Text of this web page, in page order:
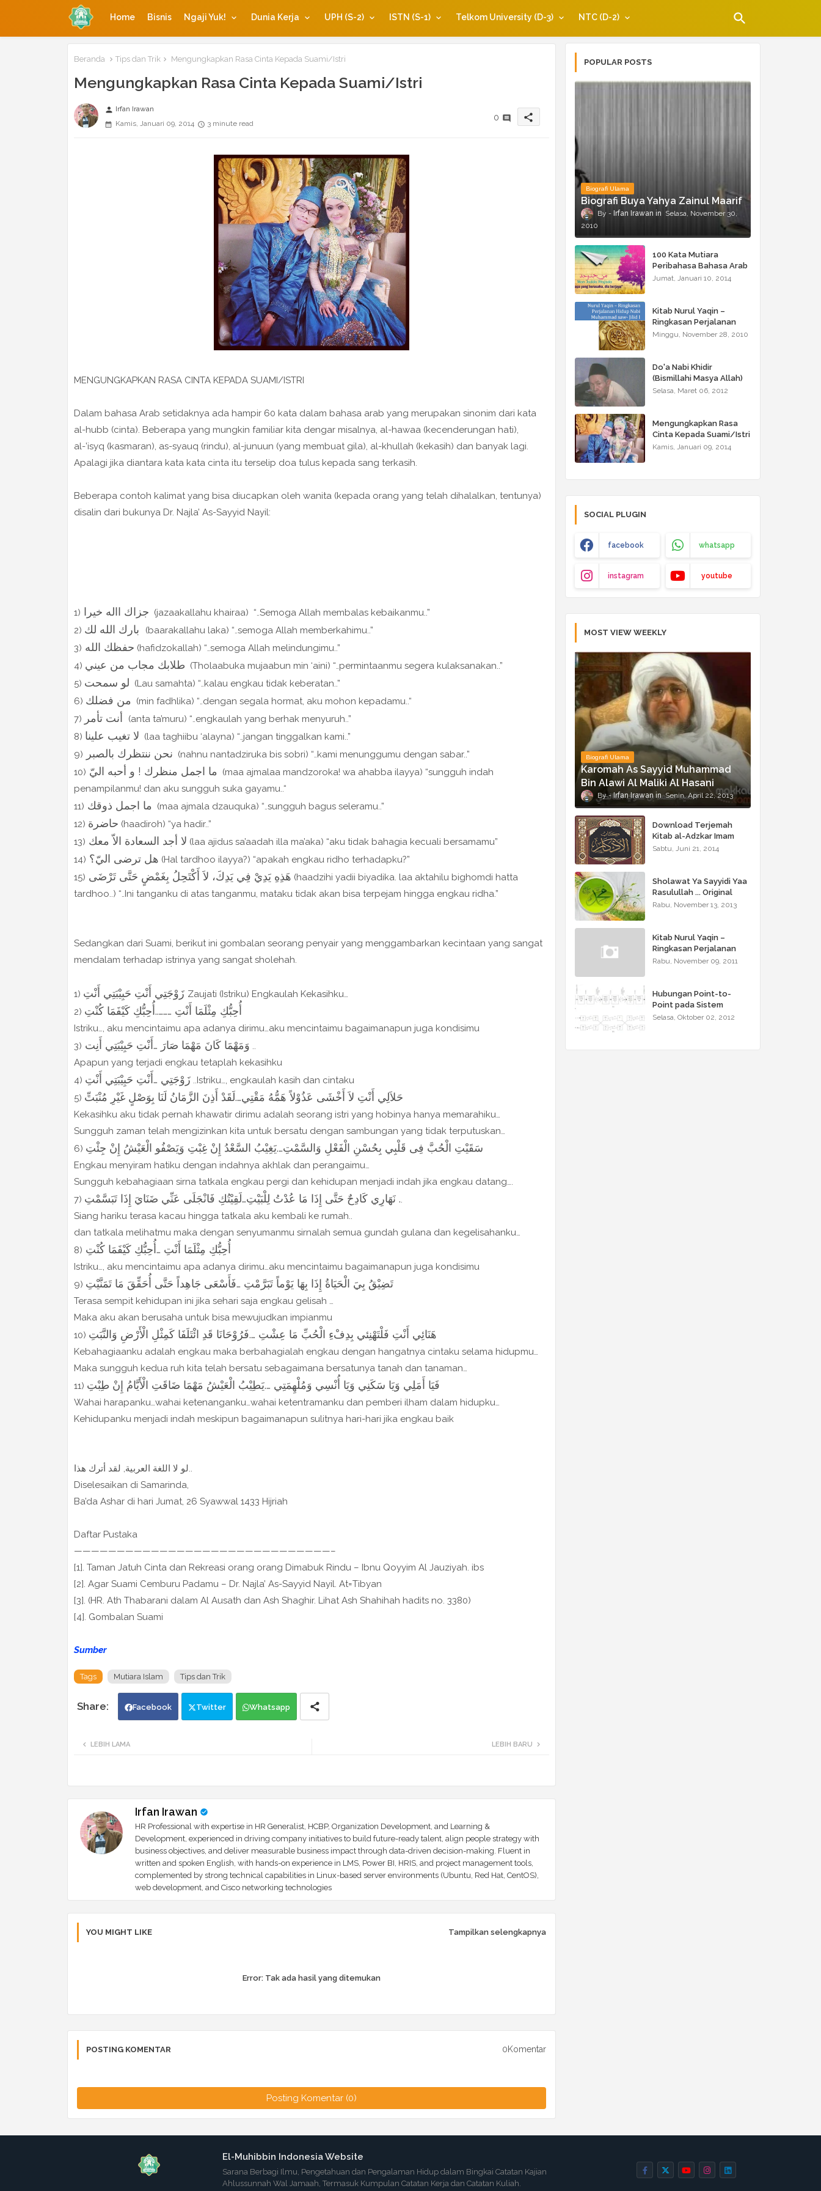
Home Bisnis Ngaji Yuk! Dunia Kerja UPH (S-2) ISTN (S-1) Telkom University (D-3) NTC (D-2)
Beranda Tips dan Trik Mengungkapkan Rasa Cinta Kepada Suami/Istri
Mengungkapkan Rasa Cinta Kepada Suami/Istri
person Irfan Irawan
Kamis, Januari 09, 2014
3 minute read
0 share
MENGUNGKAPKAN RASA CINTA KEPADA SUAMI/ISTRI
Dalam bahasa Arab setidaknya ada hampir 60 kata dalam bahasa arab yang merupakan sinonim dari kata
al-hubb (cinta). Beberapa yang mungkin familiar kita dengar misalnya, al-hawaa (kecenderungan hati),
al-’isyq (kasmaran), as-syauq (rindu), al-junuun (yang membuat gila), al-khullah (kekasih) dan banyak lagi.
Apalagi jika diantara kata kata cinta itu terselip doa tulus kepada sang terkasih.
Beberapa contoh kalimat yang bisa diucapkan oleh wanita (kepada orang yang telah dihalalkan, tentunya)
disalin dari bukunya Dr. Najla’ As-Sayyid Nayil:
1) جزاك االه خيرا (jazaakallahu khairaa) “..Semoga Allah membalas kebaikanmu..”
2)
(baarakallahu laka) “..semoga Allah memberkahimu..”
3) حفظك الله (hafidzokallah) “..semoga Allah melindungimu..”
4) طلابك مجاب من عيني (Tholaabuka mujaabun min ‘aini) “..permintaanmu segera kulaksanakan..”
5) لو سمحت (Lau samahta) “..kalau engkau tidak keberatan..”
6) من فضلك (min fadhlika) “..dengan segala hormat, aku mohon kepadamu..“
7)
(anta ta’muru) “..engkaulah yang berhak menyuruh..”
8) لا تغيب علينا (laa taghiibu ‘alayna) “..jangan tinggalkan kami..”
9)
نحن ننتظرك بالصبر (nahnu nantadziruka bis sobri) “..kami menunggumu dengan sabar..”
10) ما اجمل منظرك ! و أحبه اليّ (maa ajmalaa mandzoroka! wa ahabba ilayya) “sungguh indah
penampilanmu! dan aku sungguh suka gayamu..“
11) ما اجمل ذوقك (maa ajmala dzauquka) “..sungguh bagus seleramu..”
12) حاضرة (haadiroh) “ya hadir..”
13) لا أجد السعادة الاّ معك (laa ajidus sa’aadah illa ma’aka) “aku tidak bahagia kecuali bersamamu”
14) هل ترضى اليّ؟ (Hal tardhoo ilayya?) “apakah engkau ridho terhadapku?”
15) هَذِهِ يَدِيْ فِي يَدِكَ، لاَ أَكْتَحِلُ بِغَمْضٍ حَتَّى تَرْضَى (haadzihi yadii biyadika. laa aktahilu bighomdi hatta
tardhoo..) “..Ini tanganku di atas tanganmu, mataku tidak akan bisa terpejam hingga engkau ridha.”
Sedangkan dari Suami, berikut ini gombalan seorang penyair yang menggambarkan kecintaan yang sangat
mendalam terhadap istrinya yang sangat sholehah.
1) زَوْجَتِي أَنْتِ حَبِيْبَتِي أَنْتِ Zaujati (Istriku) Engkaulah Kekasihku…
2) أُحِبُّكِ مِثْلَمَا أَنْتِ ………..أُحِبُّكِ كَيْفَمَا كُنْتِ
Istriku…, aku mencintaimu apa adanya dirimu…aku mencintaimu bagaimanapun juga kondisimu
3) وَمَهْمَا كَانَ مَهْمَا صَارَ …أَنْتِ حَبِيْبَتِي أَنِت
Apapun yang terjadi engkau tetaplah kekasihku
4) زَوْجَتِي …أَنْتِ حَبِيْبَتِي أَنْتِ..Istriku…, engkaulah kasih dan cintaku
5) حَلاَلِي أَنْتِ لاَ أَخْشَى عَذُوْلاً هَمُّهُ مَقْتِي….لَقَدْ أَذِنَ الزَّمَانُ لَنَا بِوَصْلٍ غَيْرِ مُنْبَتِّ
Kekasihku aku tidak pernah khawatir dirimu adalah seorang istri yang hobinya hanya memarahiku…
Sungguh zaman telah mengizinkan kita untuk bersatu dengan sambungan yang tidak terputuskan…
6) سَقَيْتِ الْحُبَّ فِى قَلْبِي بِحُسْنِ الْفَعْلِ وَالسَّمْتِ….يَغِيْبُ السَّعْدُ إِنْ غِبْتِ وَيَصْفُو الْعَيْشُ إِنْ جِئْتِ
Engkau menyiram hatiku dengan indahnya akhlak dan perangaimu…
Sungguh kebahagiaan sirna tatkala engkau pergi dan kehidupan menjadi indah jika engkau datang….
7)
نَهَارِي كَادِحٌ حَتَّى إِذَا مَا عُدْتُ لِلْبَيْتِ…لَقِيْتُكِ فَانْجَلَى عَنِّي ضَنَايَ إِذَا تَبَسَّمْتِ .
Siang hariku terasa kacau hingga tatkala aku kembali ke rumah..
dan tatkala melihatmu maka dengan senyumanmu sirnalah semua gundah gulana dan kegelisahanku…
8) أُحِبُّكِ مِثْلَمَا أَنْتِ …أُحِبُّكِ كَيْفَمَا كُنْتِ
Istriku…, aku mencintaimu apa adanya dirimu…aku mencintaimu bagaimanapun juga kondisimu
9) تَضِيْقُ بِيَ الْحَيَاةُ إِذَا بِهَا يَوْماً تَبَرَّمْتِ …فَأَسْعَى جَاهِداً حَتَّى أُحَقِّقَ مَا تَمَنَّيْتِ
Terasa sempit kehidupan ini jika sehari saja engkau gelisah …
Maka aku akan berusaha untuk bisa mewujudkan impianmu
10) هَنَائِي أَنْتِ فَلْتَهْنِئي بِدِفْءِ الْحُبِّ مَا عِشْتِ ….فَرُوْحَانَا قَدِ ائْتَلَفَا كَمِثْلِ الْأَرْضِ وَالنَّبَتِ
Kebahagiaanku adalah engkau maka berbahagialah engkau dengan hangatnya cintaku selama hidupmu…
Maka sungguh kedua ruh kita telah bersatu sebagaimana bersatunya tanah dan tanaman…
11) فَيَا أَمَلِي وَيَا سَكَنِي وَيَا أُنْسِي وَمُلْهِمَتِي ….يَطِيْبُ الْعَيْشُ مَهْمَا ضَاقَتِ الْأَيَّامُ إِنْ طِبْتِ
Wahai harapanku…wahai ketenanganku…wahai ketentramanku dan pemberi ilham dalam hidupku…
Kehidupanku menjadi indah meskipun bagaimanapun sulitnya hari-hari jika engkau baik
Diselesaikan di Samarinda,
Ba’da Ashar di hari Jumat, 26 Syawwal 1433 Hijriah
Daftar Pustaka
——————————————————————————————–
[1]. Taman Jatuh Cinta dan Rekreasi orang orang Dimabuk Rindu – Ibnu Qoyyim Al Jauziyah. ibs
[2]. Agar Suami Cemburu Padamu – Dr. Najla’ As-Sayyid Nayil. At=Tibyan
[3]. (HR. Ath Thabarani dalam Al Ausath dan Ash Shaghir. Lihat Ash Shahihah hadits no. 3380)
[4]. Gombalan Suami
Sumber
Tags Mutiara Islam Tips dan Trik
Facebook Twitter Whatsapp
LEBIH BARU
LEBIH LAMA
Irfan Irawan
HR Professional with expertise in HR Generalist, HCBP, Organization Development, and Learning &
Development, experienced in driving company initiatives to build future-ready talent, align people strategy with
business objectives, and deliver measurable business impact through data-driven decision-making. Fluent in
written and spoken English, with hands-on experience in LMS, Power BI, HRIS, and project management tools,
complemented by strong technical capabilities in Linux-based server environments (Ubuntu, Red Hat, CentOS),
web development, and Cisco networking technologies
YOU MIGHT LIKE Tampilkan selengkapnya
Error:Tak ada hasil yang ditemukan
POSTING KOMENTAR 0Komentar
Posting Komentar (0)
POPULAR POSTS
Biografi Ulama
Biografi Buya Yahya Zainul Maarif
Irfan Irawan
Selasa, November 30,
2010
100 Kata Mutiara
Peribahasa Bahasa Arab
Jumat, Januari 10, 2014
Kitab Nurul Yaqin –
Ringkasan Perjalanan
Hidup Nabi Muhammad
Minggu, November 28, 2010
Do'a Nabi Khidir
(Bismillahi Masya Allah)
Selasa, Maret 06, 2012
Mengungkapkan Rasa
Cinta Kepada Suami/Istri
Kamis, Januari 09, 2014
SOCIAL PLUGIN
facebook whatsapp
instagram youtube
MOST VIEW WEEKLY
Biografi Ulama
Karomah As Sayyid Muhammad
Bin Alawi Al Maliki Al Hasani
Irfan Irawan Senin, April 22, 2013
Download Terjemah
Kitab al-Adzkar Imam
Nawawi
Sabtu, Juni 21, 2014
Sholawat Ya Sayyidi Yaa
Rasulullah ... Original
Version
Rabu, November 13, 2013
Kitab Nurul Yaqin –
Ringkasan Perjalanan
Hidup Nabi Muhammad
Rabu, November 09, 2011
Hubungan Point-to-
Point pada Sistem
Komunikasi Gelombang
Selasa, Oktober 02, 2012
El-Muhibbin Indonesia Website
Sarana Berbagi Ilmu, Pengetahuan dan Pengalaman Hidup dalam Bingkai Catatan Kajian
Ahlussunnah Wal Jamaah, Termasuk Kumpulan Catatan Kerja dan Catatan Kuliah.